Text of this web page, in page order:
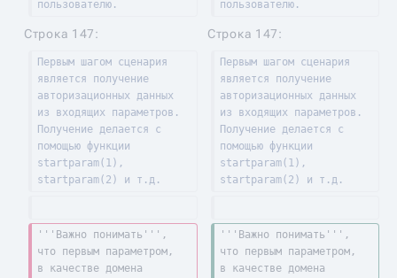
пользователю. пользователю.
Строка 147: Строка 147:
Первым шагом сценария
является получение
авторизационных данных
из входящих параметров.
Получение делается с
помощью функции
startparam(1),
startparam(2) и т.д.
Первым шагом сценария
является получение
авторизационных данных
из входящих параметров.
Получение делается с
помощью функции
startparam(1),
startparam(2) и т.д.
'''Важно понимать''',
что первым параметром,
в качестве домена
'''Важно понимать''',
что первым параметром,
в качестве домена